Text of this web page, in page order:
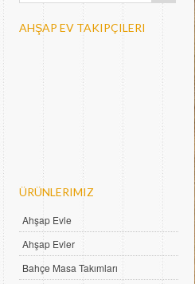
AHŞAP EV TAKIPÇILERI
ÜRÜNLERIMIZ
Ahşap Evle
Ahşap Evler
Bahçe Masa Takımları